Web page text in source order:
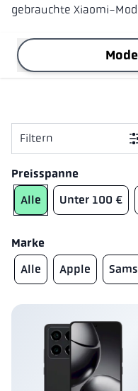
gebrauchte Xiaomi-
Filtern
Preisspanne
Alle
Unter 100 €
Marke
Alle
Apple